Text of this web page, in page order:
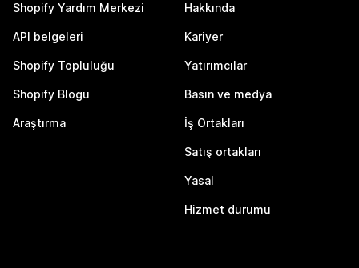
Shopify Yardım Merkezi
API belgeleri
Shopify Topluluğu
Shopify Blogu
Araştırma
Hakkında
Kariyer
Yatırımcılar
Basın ve medya
İş Ortakları
Satış ortakları
Yasal
Hizmet durumu